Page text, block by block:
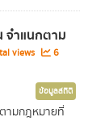
จำแนกตาม
views
6
ข้อมูลสถิติ
ามกฎหมายที่